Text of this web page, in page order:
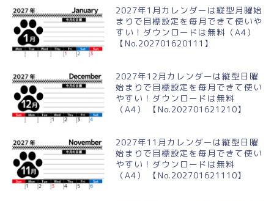
2027年1月カレンダーは縦型月曜始
まりで目標設定を毎月できて使いや
すい！ダウンロードは無料（A4）
【No.202701620111】
2027年12月カレンダーは縦型日曜
始まりで目標設定を毎月できて使い
やすい！ダウンロードは無料
（A4） 【No.202701621210】
2027年11月カレンダーは縦型日曜
始まりで目標設定を毎月できて使い
やすい！ダウンロードは無料
（A4） 【No.202701621110】